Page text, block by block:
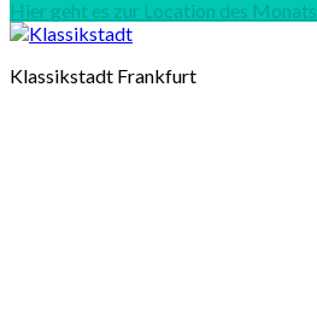
Hier geht es zur Location des Monats
Klassikstadt Frankfurt